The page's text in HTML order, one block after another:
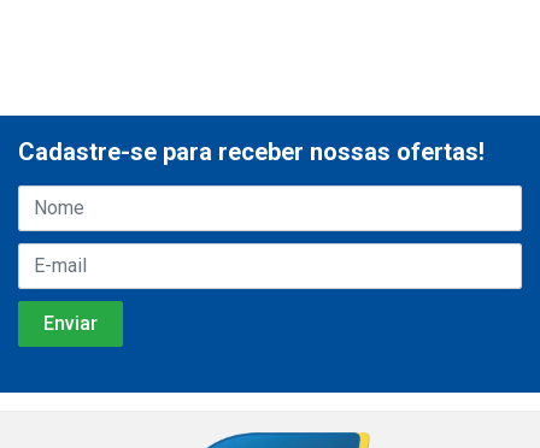
Cadastre-se para receber nossas ofertas!